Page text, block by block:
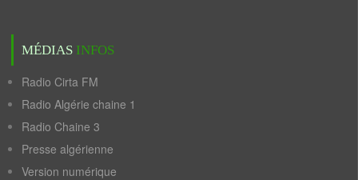
MÉDIAS INFOS
Radio Cirta FM
Radio Algérie chaine 1
Radio Chaine 3
Presse algérienne
Version numérique